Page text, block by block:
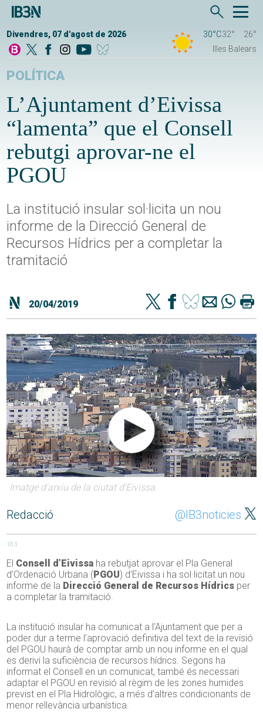
Divendres, 07 d'agost de 2026 30°C32°
26°
Illes Balears
POLÍTICA
L’Ajuntament d’Eivissa
“lamenta” que el Consell
rebutgi aprovar-ne el
PGOU
La institució insular sol·licita un nou
informe de la Direcció General de
Recursos Hídrics per a completar la
tramitació
20/04/2019
Imatge d'arxiu de la ciutat d'Eivissa.
Redacció @IB3noticies
183
El Consell d’Eivissa ha rebutjat aprovar el Pla General
d’Ordenació Urbana (PGOU) d’Eivissa i ha sol·licitat un nou
informe de la Direcció General de Recursos Hídrics per
a completar la tramitació.
La institució insular ha comunicat a l’Ajuntament que per a
poder dur a terme l’aprovació definitiva del text de la revisió
del PGOU haurà de comptar amb un nou informe en el qual
es derivi la suficiència de recursos hídrics. Segons ha
informat el Consell en un comunicat, també és necessari
adaptar el PGOU en revisió al règim de les zones humides
previst en el Pla Hidrològic, a més d’altres condicionants de
menor rellevància urbanística.